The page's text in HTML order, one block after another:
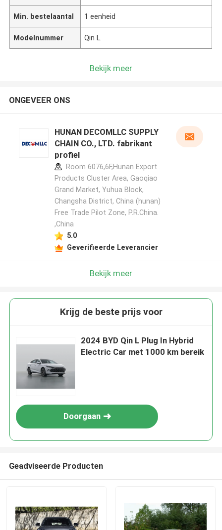
Min. bestelaantal 1 eenheid
Modelnummer Qin L.
Bekijk meer
ONGEVEER ONS
HUNAN DECOMLLC SUPPLY
CHAIN CO., LTD. fabrikant
profiel
Room 6076,6F,Hunan Export
Products Cluster Area, Gaoqiao
Grand Market, Yuhua Block,
Changsha District, China (hunan)
Free Trade Pilot Zone, P.R.China.
,China
5.0
Geverifieerde Leverancier
Bekijk meer
Krijg de beste prijs voor
2024 BYD Qin L Plug In Hybrid
Electric Car met 1000 km bereik
Doorgaan
Geadviseerde Producten